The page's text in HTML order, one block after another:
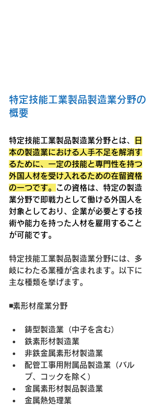
特定技能工業製品製造業分野の
概要
特定技能工業製品製造業分野とは、
日
本の製造業における人手不足を解消す
るために、一定の技能と専門性を持つ
外国人材を受け入れるための在留資格
の一つです。
この資格は、特定の製造
業分野で即戦力として働ける外国人を
対象としており、企業が必要とする技
術や能力を持った人材を雇用すること
が可能です。
特定技能工業製品製造業分野には、多
岐にわたる業種が含まれます。以下に
主な種類を挙げます。
◾️素形材産業分野
鋳型製造業（中子を含む）
鉄素形材製造業
非鉄金属素形材製造業
配管工事用附属品製造業（バル
ブ、コックを除く）
金属素形材製品製造業
金属熱処理業